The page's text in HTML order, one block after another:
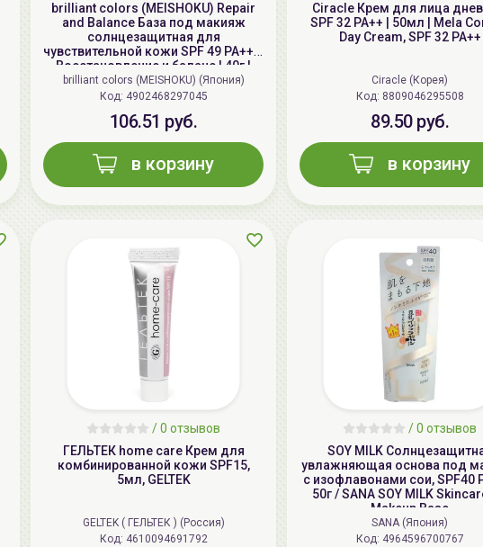
brilliant colors (MEISHOKU) Repair
and Balance База под макияж
солнцезащитная для
чувствительной кожи SPF 49 PA+++,
Восстановление и баланс | 40г |
Repair and Balance Skin Care UV
Base SPF 49 PA+++
brilliant colors (MEISHOKU) (Япония)
Код: 4902468297045
106.51 руб.
в корзину
Ciracle Крем для лица
SPF 32 PA++ | 50мл | Mela
Day Cream, SPF 32 PA++
Ciracle (Корея)
Код: 8809046295508
89.50 руб.
в корзину
/0 отзывов
ГЕЛЬТЕК home care Крем для
комбинированной кожи SPF15,
5мл, GELTEK
GELTEK ( ГЕЛЬТЕК ) (Россия)
Код: 4610094691792
/0 отзывов
SOY MILK
увлажняющая основа под
с изофлавонами сои, SPF40
50г / SANA SOY MILK
Makeup Base
SANA (Япония)
Код: 4964596700767